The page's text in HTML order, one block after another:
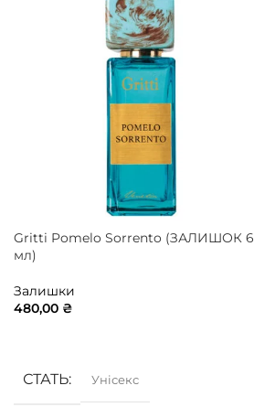
Gritti Pomelo Sorrento (ЗАЛИШОК 6
мл)
Залишки
480,00 ₴
СТАТЬ Унісекс